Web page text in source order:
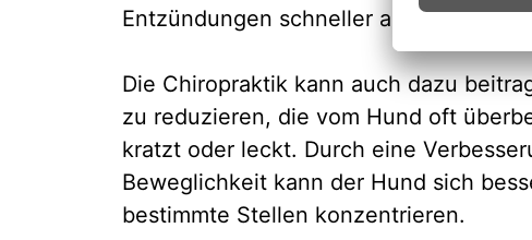
Entzündungen schneller abklingen.
Die Chiropraktik kann auch dazu
zu reduzieren, die vom Hund oft
kratzt oder leckt. Durch eine
Beweglichkeit kann der Hund sich
bestimmte Stellen konzentrieren.